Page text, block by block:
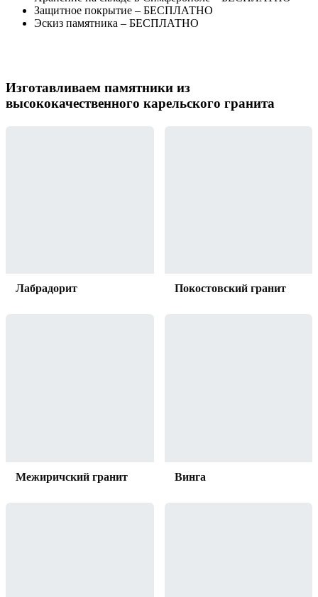
Защитное покрытие – БЕСПЛАТНО
Эскиз памятника – БЕСПЛАТНО
Изготавливаем памятники из
высококачественного карельского гранита
Лабрадорит Покостовский гранит
Межиричский гранит Винга